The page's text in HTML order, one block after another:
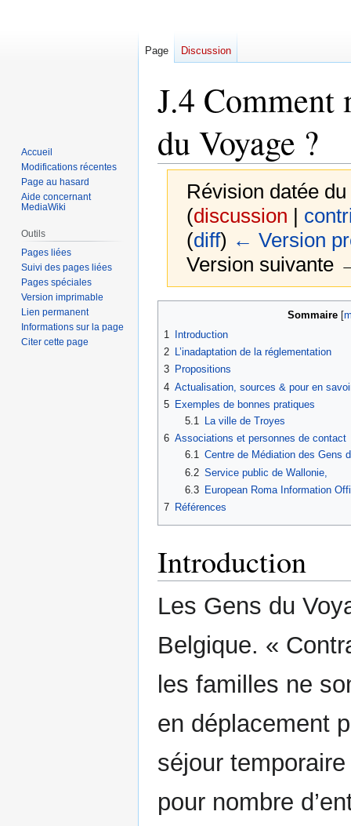
J.4 Comment
du Voyage ?
Révision datée
(discussion |
(diff) ← Version
Version suivante
navigation
recherche
Sommaire
1
Introduction
2
L’inadaptation de la réglementation
3 Propositions
4 Actualisation, sources & pour en
5 Exemples de bonnes pratiques
5.1
La ville de Troyes
6 Associations et personnes de contact
6.1 Centre de Médiation des Gens
6.2 Service public de Wallonie,
6.3
European Roma Information
7 Références
Introduction
Les Gens du
Belgique. «
les familles ne
en déplacement
séjour
pour nombre
Page Discussion
Accueil
Modifications récentes
Page au hasard
Aide concernant
MediaWiki
Outils
Pages liées
Suivi des pages liées
Pages spéciales
Version imprimable
Lien permanent
Informations sur la page
Citer cette page